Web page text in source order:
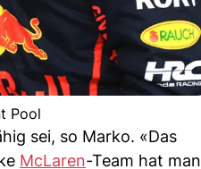
Pool
sei, so Marko. «Das
McLaren-Team hat man